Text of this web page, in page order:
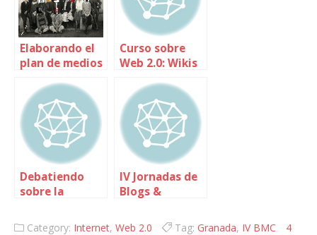
Elaborando el
plan de medios
un centro
educativo
Curso sobre
Web 2.0: Wikis
Debatiendo
sobre la
digital
IV Jornadas de
Blogs &
clausura
Category: Internet, Web 2.0 Tag: Granada, IV BMC
4